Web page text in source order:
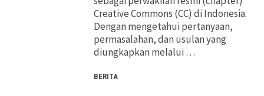
Creative Commons (CC) di Indonesia.
Dengan mengetahui pertanyaan,
permasalahan, dan usulan yang
diungkapkan melalui …
BERITA